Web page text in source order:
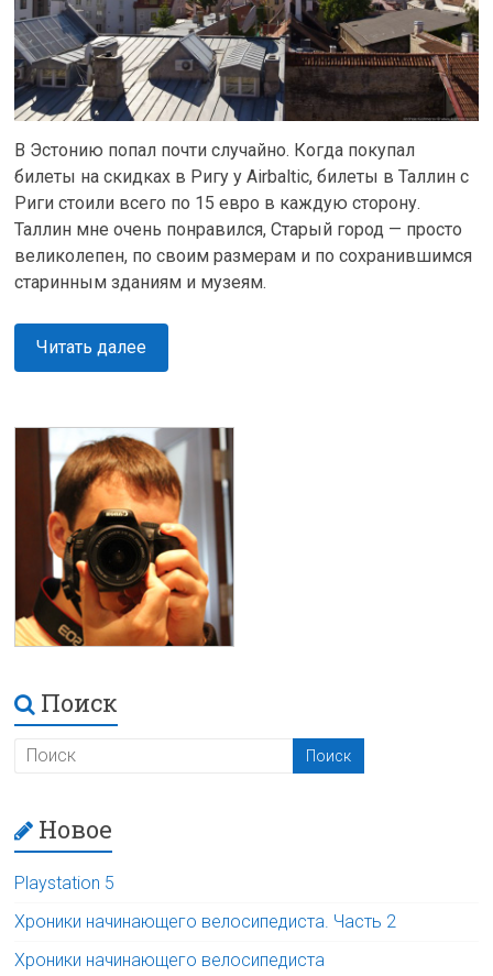
В Эстонию попал почти случайно. Когда покупал
билеты на скидках в Ригу у Airbaltic, билеты в Таллин с
Риги стоили всего по 15 евро в каждую сторону.
Таллин мне очень понравился, Старый город — просто
великолепен, по своим размерам и по сохранившимся
старинным зданиям и музеям.
Читать далее
Поиск
Новое
Playstation 5
Хроники начинающего велосипедиста. Часть 2
Хроники начинающего велосипедиста